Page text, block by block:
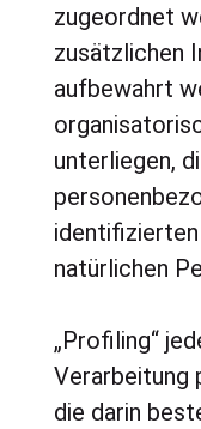
zugeordnet
zusätzlichen
aufbewahrt
unterliegen,
natürlichen
„Profiling“
Verarbeitung
die darin